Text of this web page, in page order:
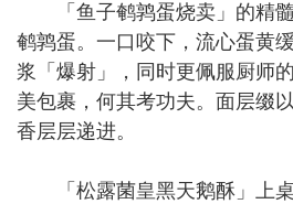
「鱼子鹌鹑蛋烧卖」的精髓
鹌鹑蛋。一口咬下，流心蛋黄
浆「爆射」，同时更佩服厨师
美包裹，何其考功夫。面层缀
香层层递进。
「松露菌皇黑天鹅酥」上桌